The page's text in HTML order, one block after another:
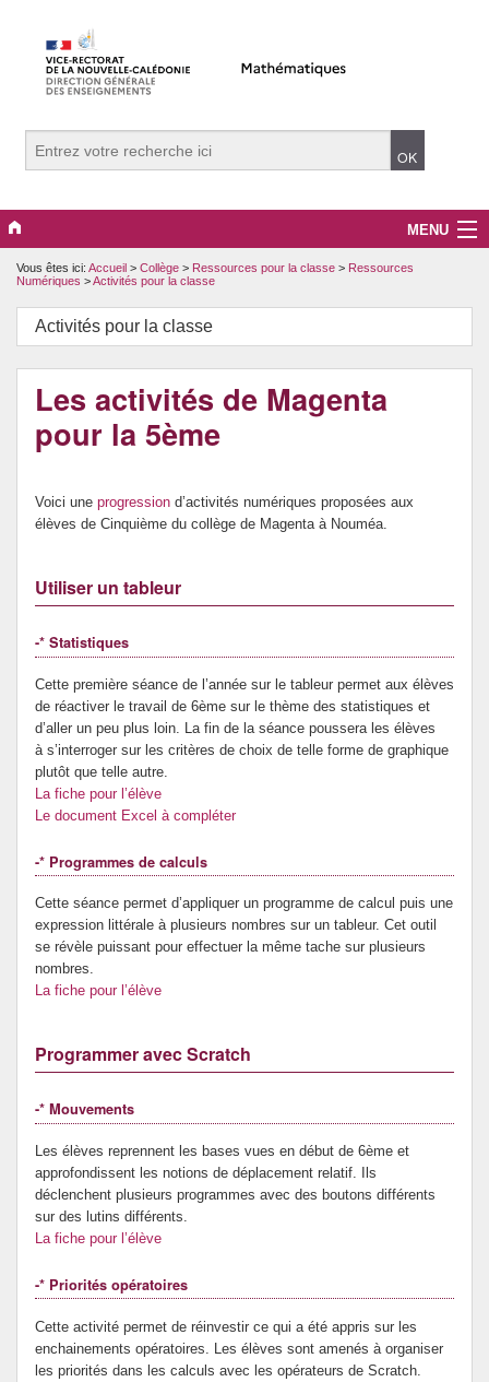
MENU
Evènements
Collège
Lycée
Vers le supérieur
Prévention de l’innumérisme
Vous êtes ici: Accueil > Collège > Ressources pour la classe > Ressources
Numériques >Activités pour la classe
Activités pour la classe
Les activités de Magenta
pour la 5ème
Voici une progression d’activités numériques proposées aux
élèves de Cinquième du collège de Magenta à Nouméa.
Utiliser un tableur
-* Statistiques
Cette première séance de l’année sur le tableur permet aux élèves
de réactiver le travail de 6ème sur le thème des statistiques et
d’aller un peu plus loin. La fin de la séance poussera les élèves
à s’interroger sur les critères de choix de telle forme de graphique
plutôt que telle autre.
La fiche pour l’élève
Le document Excel à compléter
-* Programmes de calculs
Cette séance permet d’appliquer un programme de calcul puis une
expression littérale à plusieurs nombres sur un tableur. Cet outil
se révèle puissant pour effectuer la même tache sur plusieurs
nombres.
La fiche pour l’élève
Programmer avec Scratch
-* Mouvements
Les élèves reprennent les bases vues en début de 6ème et
approfondissent les notions de déplacement relatif. Ils
déclenchent plusieurs programmes avec des boutons différents
sur des lutins différents.
La fiche pour l’élève
-* Priorités opératoires
Cette activité permet de réinvestir ce qui a été appris sur les
enchainements opératoires. Les élèves sont amenés à organiser
les priorités dans les calculs avec les opérateurs de Scratch.